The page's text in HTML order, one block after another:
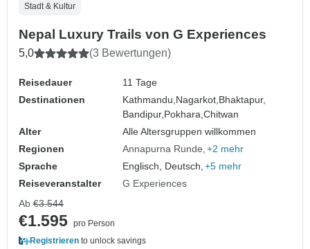
Stadt & Kultur
Nepal Luxury Trails von G Experiences
5,0 (3 Bewertungen)
Reisedauer
11 Tage
Destinationen
Kathmandu,Nagarkot,Bhaktapur,
Bandipur,Pokhara,Chitwan
Alter
Alle Altersgruppen willkommen
Regionen
Annapurna Runde +2 mehr
Sprache
Englisch, Deutsch, +5 mehr
Reiseveranstalter
G Experiences
Ab €3.544
€1.595 pro Person
Registrieren to unlock savings